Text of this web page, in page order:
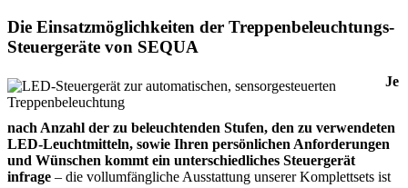
Die Einsatzmöglichkeiten der Treppenbeleuchtungs-
Steuergeräte von SEQUA
Je
nach Anzahl der zu beleuchtenden Stufen, den zu verwendeten
LED-Leuchtmitteln, sowie Ihren persönlichen Anforderungen
und Wünschen kommt ein unterschiedliches Steuergerät
infrage – die vollumfängliche Ausstattung unserer Komplettsets ist